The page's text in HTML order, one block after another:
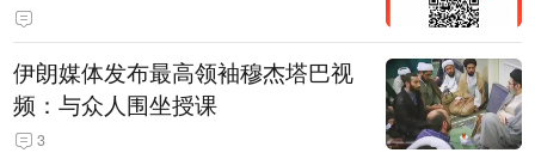
伊朗媒体发布最高领袖穆杰塔巴视
频：与众人围坐授课
3